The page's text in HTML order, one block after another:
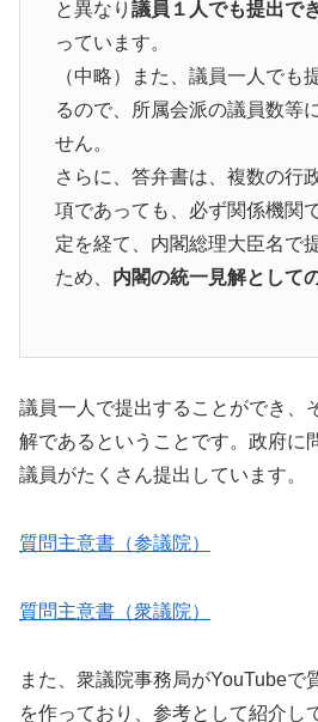
と異なり 議員１人でも提出で
っています。
（中略）また、議員一人でも
るので、所属会派の議員数等
せん。
さらに、答弁書は、複数の行
項であっても、必ず関係機関
定を経て、内閣総理大臣名で
ため、 内閣の統一見解として
議員一人で提出することができ、
解であるということです。政府に
議員がたくさん提出しています。
質問主意書（参議院）
質問主意書（衆議院）
また、衆議院事務局がYouTubeで
を作っており、参考として紹介し